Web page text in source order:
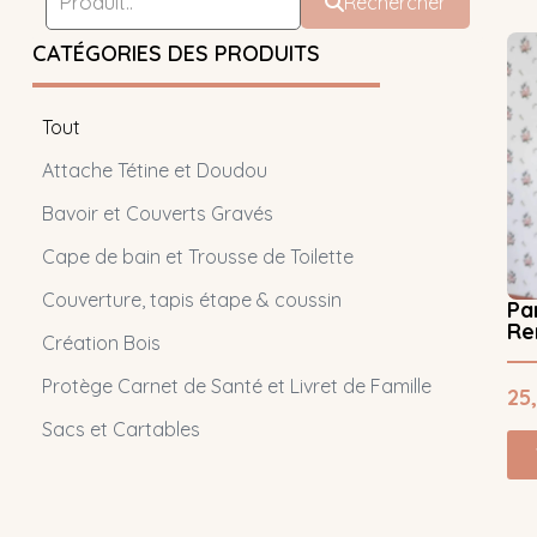
CATÉGORIES DES PRODUITS
Attache Tétine et Doudou
Bavoir et Couverts Gravés
Cape de bain et Trousse de Toilette
Couverture, tapis étape & coussin
Création Bois
Protège Carnet de Santé et Livret de Famille
Sacs et Cartables
Tout